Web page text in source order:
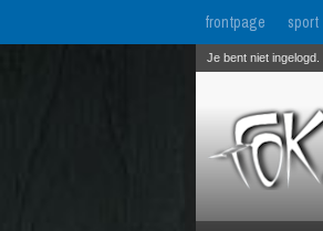
frontpage sport
Je bent niet ingelogd.